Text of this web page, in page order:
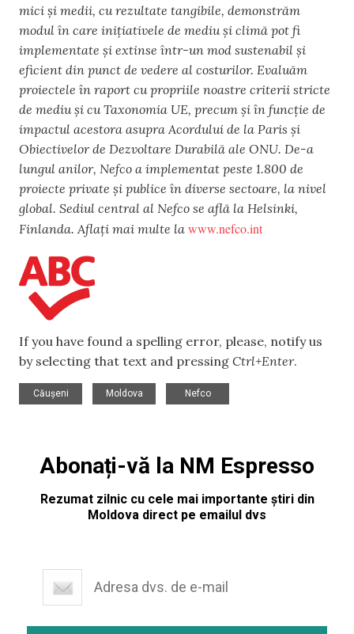
mici și medii, cu rezultate tangibile, demonstrăm
modul în care inițiativele de mediu și climă pot fi
implementate și extinse într-un mod sustenabil și
eficient din punct de vedere al costurilor. Evaluăm
proiectele în raport cu propriile noastre criterii stricte
de mediu și cu Taxonomia UE, precum și în funcție de
impactul acestora asupra Acordului de la Paris și
Obiectivelor de Dezvoltare Durabilă ale ONU. De-a
lungul anilor, Nefco a implementat peste 1.800 de
proiecte private și publice în diverse sectoare, la nivel
global. Sediul central al Nefco se află la Helsinki,
Finlanda. Aflați mai multe la www.nefco.int
If you have found a spelling error, please, notify us
by selecting that text and pressing Ctrl+Enter.
Căușeni
Moldova
Nefco
Abonați-vă la NM Espresso
Rezumat zilnic cu cele mai importante știri din
Moldova direct pe emailul dvs